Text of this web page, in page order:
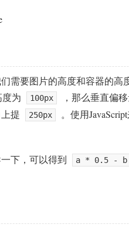
需要图片的高度和容器的高
度为 100px ，那么垂直偏
提
250px
。使用
下，可以得到 a * 0.5 -